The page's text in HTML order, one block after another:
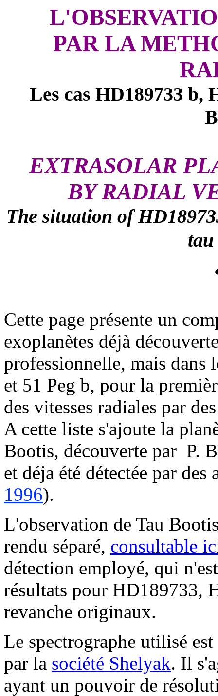
PAR LA
Les cas HD189733 b,
EXTRASOLAR
BY RADIAL
The situation of
Cette page présente un
exoplanètes déjà
professionnelle, mais dans
et 51 Peg b, pour la
des vitesses radiales par
A cette liste s'ajoute la
Bootis, découverte par P.
et déja été détectée par des
1996).
L'observation de Tau
rendu séparé, consultable
détection employé, qui
résultats pour HD189733,
revanche originaux.
Le spectrographe utilisé
par la société Shelyak. Il
ayant un pouvoir de